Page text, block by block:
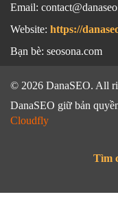
Email:
Website: https://
Bạn bè: seosona.com
© 2026 DanaSEO. All
DanaSEO giữ bản
Cloudfly
Tìm